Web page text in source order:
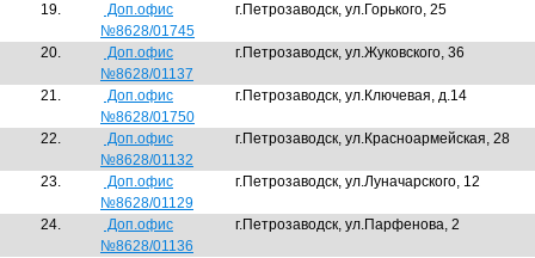
19.
Доп.офис
№8628/01745
г.Петрозаводск, ул.Горького, 25
20.
Доп.офис
№8628/01137
г.Петрозаводск, ул.Жуковского, 36
21.
Доп.офис
№8628/01750
г.Петрозаводск, ул.Ключевая, д.14
22.
Доп.офис
№8628/01132
г.Петрозаводск, ул.Красноармейская, 28
23.
Доп.офис
№8628/01129
г.Петрозаводск, ул.Луначарского, 12
24.
Доп.офис
№8628/01136
г.Петрозаводск, ул.Парфенова, 2